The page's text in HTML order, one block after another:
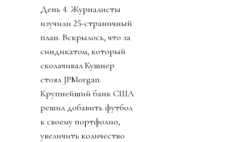
День 4. Журналисты
изучили 25-страничный
план. Вскрылось, что за
синдикатом, который
сколачивал Кушнер
стоял JPMorgan.
Крупнейший банк США
решил добавить футбол
к своему портфолио,
увеличить количество